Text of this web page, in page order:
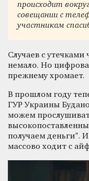
происходит
совещании с
участникам
Случаев с
немало. Но
прежнему хромает.
В прошлом году
ГУР Украины
можем
получаем деньги".
массово ходит с